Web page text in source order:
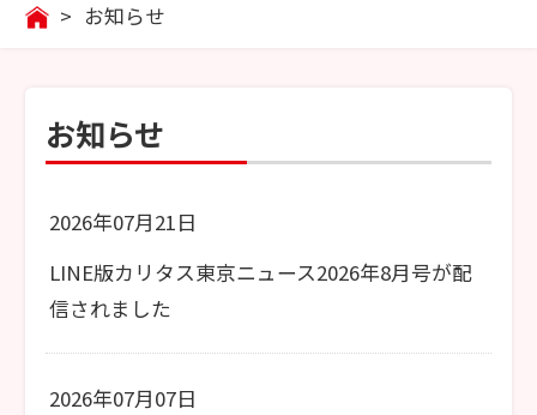
> お知らせ
お知らせ
2026年07月21日
LINE版カリタス東京ニュース2026年8月号が配
信されました
2026年07月07日